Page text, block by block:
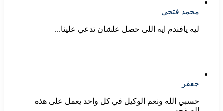
محمد فتحى
ليه يافندم ايه اللى حصل علشان تدعي علينا...
جعفر
حسبي الله ونعم الوكيل في كل واحد يعمل على هذه